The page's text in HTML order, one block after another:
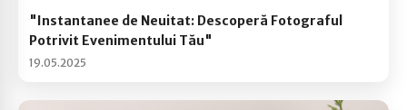
"Instantanee de Neuitat: Descoperă Fotograful
Potrivit Evenimentului Tău"
19.05.2025